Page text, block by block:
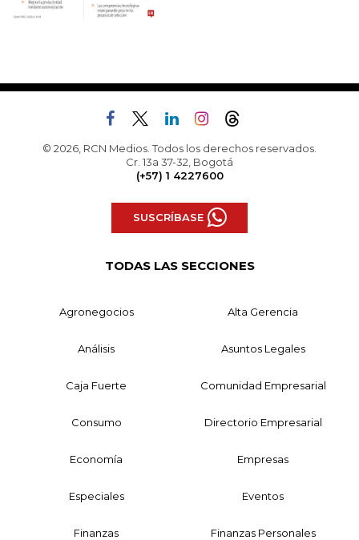
© 2026, RCN Medios. Todos los derechos reservados.
Cr. 13a 37-32, Bogotá
(+57) 1 4227600
SUSCRÍBASE
TODAS LAS SECCIONES
Agronegocios Alta Gerencia
Análisis Asuntos Legales
Caja Fuerte Comunidad Empresarial
Consumo Directorio Empresarial
Economía Empresas
Especiales Eventos
Finanzas Finanzas Personales